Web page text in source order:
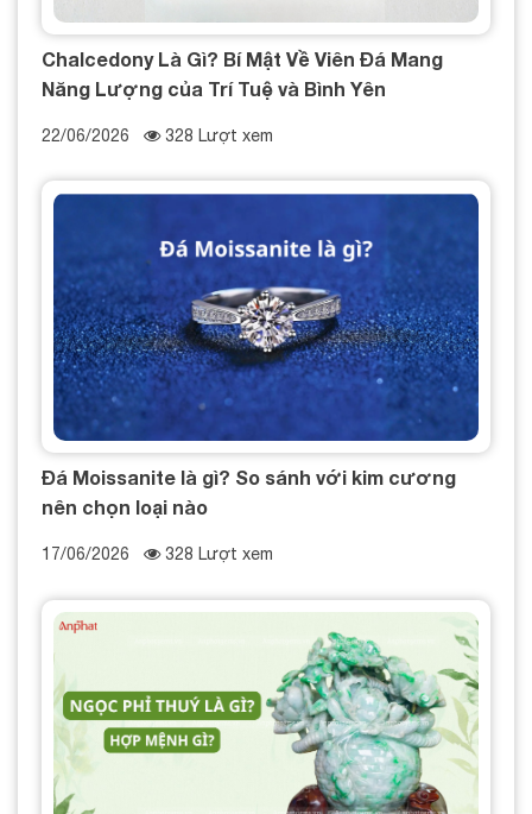
Chalcedony Là Gì? Bí Mật Về Viên Đá Mang
Năng Lượng của Trí Tuệ và Bình Yên
22/06/2026 328 Lượt xem
Đá Moissanite là gì? So sánh với kim cương
nên chọn loại nào
17/06/2026 328 Lượt xem